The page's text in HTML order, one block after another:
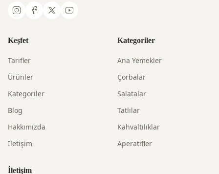
Keşfet
Tarifler
Ürünler
Kategoriler
Blog
Hakkımızda
İletişim
Kategoriler
Ana Yemekler
Çorbalar
Salatalar
Tatlılar
Kahvaltılıklar
Aperatifler
İletişim